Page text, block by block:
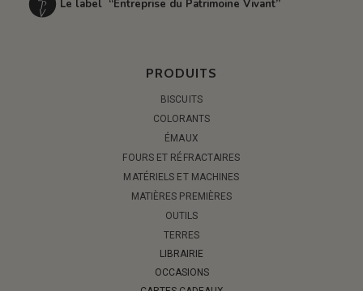
Le label “Entreprise du Patrimoine Vivant”
PRODUITS
BISCUITS
COLORANTS
ÉMAUX
FOURS ET RÉFRACTAIRES
MATÉRIELS ET MACHINES
MATIÈRES PREMIÈRES
OUTILS
TERRES
LIBRAIRIE
OCCASIONS